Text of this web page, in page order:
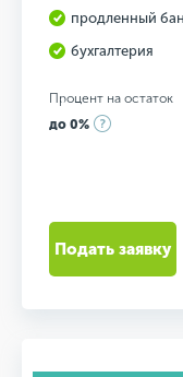
продленный
бухгалтерия
Процент на остаток
до 0%
Подать заявку